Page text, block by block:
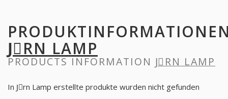
JِRN LAMP
PRODUCTS INFORMATION JِRN LAMP
In Jِrn Lamp erstellte produkte wurden nicht gefunden